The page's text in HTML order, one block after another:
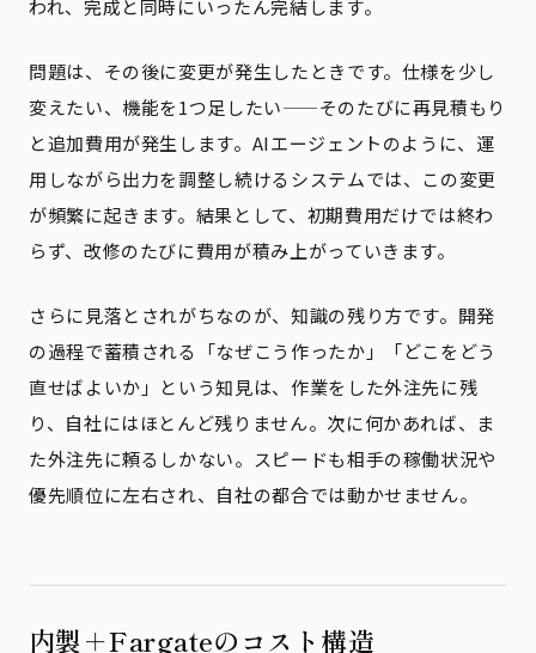
われ、完成と同時にいったん完結します。
問題は、その後に変更が発生したときです。仕様を少し
変えたい、機能を1つ足したい——そのたびに再見積もり
と追加費用が発生します。AIエージェントのように、運
用しながら出力を調整し続けるシステムでは、この変更
が頻繁に起きます。結果として、初期費用だけでは終わ
らず、改修のたびに費用が積み上がっていきます。
さらに見落とされがちなのが、知識の残り方です。開発
の過程で蓄積される「なぜこう作ったか」「どこをどう
直せばよいか」という知見は、作業をした外注先に残
り、自社にはほとんど残りません。次に何かあれば、ま
た外注先に頼るしかない。スピードも相手の稼働状況や
優先順位に左右され、自社の都合では動かせません。
内製＋Fargateのコスト構造